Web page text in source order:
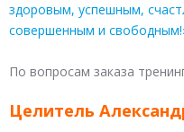
здоровым, успешным,
совершенным и
По вопросам заказа
Целитель